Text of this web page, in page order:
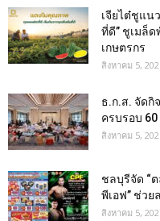
เจียไต๋ชูแน
ที่ดี” ชูเมล็
เกษตรกร
สิงหาคม 5,
ธ.ก.ส. จัดกิ
ครบรอบ
สิงหาคม 5,
ชลบุรีจัด “
พีเอฟ” ช่ว
สิงหาคม 5,